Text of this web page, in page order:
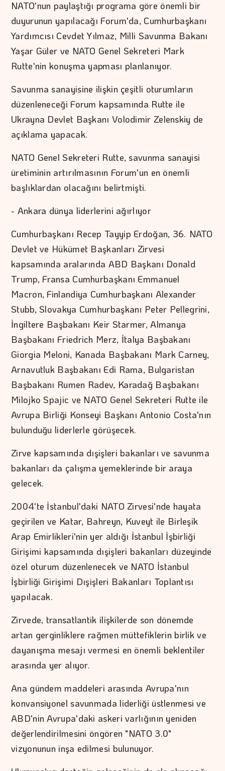
NATO'nun paylaştığı programa göre önemli bir
duyurunun yapılacağı Forum'da, Cumhurbaşkanı
Yardımcısı Cevdet Yılmaz, Milli Savunma Bakanı
Yaşar Güler ve NATO Genel Sekreteri Mark
Rutte'nin konuşma yapması planlanıyor.
Savunma sanayisine ilişkin çeşitli oturumların
düzenleneceği Forum kapsamında Rutte ile
Ukrayna Devlet Başkanı Volodimir Zelenskiy de
açıklama yapacak.
NATO Genel Sekreteri Rutte, savunma sanayisi
üretiminin artırılmasının Forum'un en önemli
başlıklardan olacağını belirtmişti.
- Ankara dünya liderlerini ağırlıyor
Cumhurbaşkanı Recep Tayyip Erdoğan, 36.⁠ ⁠NATO
Devlet ve Hükümet Başkanları Zirvesi
kapsamında aralarında ABD Başkanı Donald
Trump, Fransa Cumhurbaşkanı Emmanuel
Macron, Finlandiya Cumhurbaşkanı Alexander
Stubb, Slovakya Cumhurbaşkanı Peter Pellegrini,
İngiltere Başbakanı Keir Starmer, Almanya
Başbakanı Friedrich Merz, İtalya Başbakanı
Giorgia Meloni, Kanada Başbakanı Mark Carney,
Arnavutluk Başbakanı Edi Rama, Bulgaristan
Başbakanı Rumen Radev, Karadağ Başbakanı
Milojko Spajic ve NATO Genel Sekreteri Rutte ile
Avrupa Birliği Konseyi Başkanı Antonio Costa'nın
bulunduğu liderlerle görüşecek.
Zirve kapsamında dışişleri bakanları ve savunma
bakanları da çalışma yemeklerinde bir araya
gelecek.
2004'te İstanbul'daki NATO Zirvesi'nde hayata
geçirilen ve Katar, Bahreyn, Kuveyt ile Birleşik
Arap Emirlikleri'nin yer aldığı İstanbul İşbirliği
Girişimi kapsamında dışişleri bakanları düzeyinde
özel oturum düzenlenecek ve NATO İstanbul
İşbirliği Girişimi Dışişleri Bakanları Toplantısı
yapılacak.
Zirvede, transatlantik ilişkilerde son dönemde
artan gerginliklere rağmen müttefiklerin birlik ve
dayanışma mesajı vermesi en önemli beklentiler
arasında yer alıyor.
Ana gündem maddeleri arasında Avrupa'nın
konvansiyonel savunmada liderliği üstlenmesi ve
ABD'nin Avrupa'daki askeri varlığının yeniden
değerlendirilmesini öngören "NATO 3.0"
vizyonunun inşa edilmesi bulunuyor.